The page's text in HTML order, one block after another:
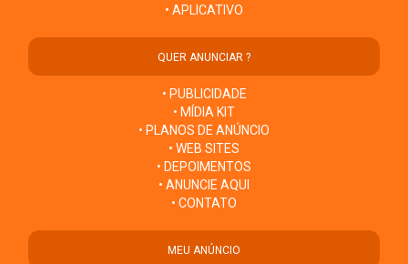
• APLICATIVO
QUER ANUNCIAR ?
• PUBLICIDADE
• MÍDIA KIT
• PLANOS DE ANÚNCIO
• WEB SITES
• DEPOIMENTOS
• ANUNCIE AQUI
• CONTATO
MEU ANÚNCIO